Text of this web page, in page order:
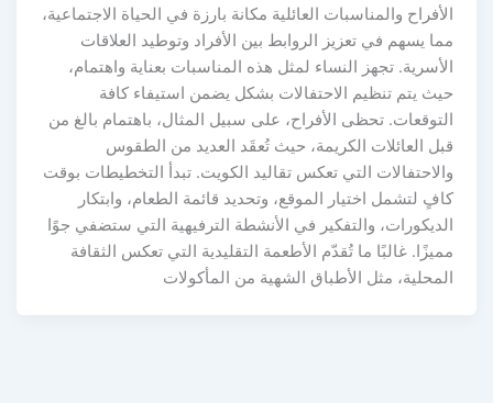
الأفراح والمناسبات العائلية مكانة بارزة في الحياة الاجتماعية،
مما يسهم في تعزيز الروابط بين الأفراد وتوطيد العلاقات
الأسرية. تجهز النساء لمثل هذه المناسبات بعناية واهتمام،
حيث يتم تنظيم الاحتفالات بشكل يضمن استيفاء كافة
التوقعات. تحظى الأفراح، على سبيل المثال، باهتمام بالغ من
قبل العائلات الكريمة، حيث تُعقَد العديد من الطقوس
والاحتفالات التي تعكس تقاليد الكويت. تبدأ التخطيطات بوقت
كافٍ لتشمل اختيار الموقع، وتحديد قائمة الطعام، وابتكار
الديكورات، والتفكير في الأنشطة الترفيهية التي ستضفي جوًا
مميزًا. غالبًا ما تُقدّم الأطعمة التقليدية التي تعكس الثقافة
المحلية، مثل الأطباق الشهية من المأكولات